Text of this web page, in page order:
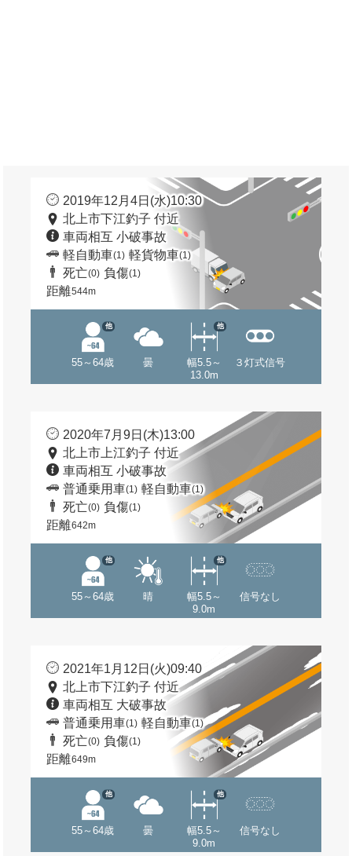
2019年12月4日(水)10:30
北上市下江釣子 付近
車両相互 小破事故
軽自動車(1) 軽貨物車(1)
死亡(0) 負傷(1)
距離544m
55～64歳
他
曇
幅5.5～
13.0m
他
３灯式信号
2020年7月9日(木)13:00
北上市上江釣子 付近
車両相互 小破事故
普通乗用車(1) 軽自動車(1)
死亡(0) 負傷(1)
距離642m
55～64歳
他
晴
幅5.5～
9.0m
他
信号なし
2021年1月12日(火)09:40
北上市下江釣子 付近
車両相互 大破事故
普通乗用車(1) 軽自動車(1)
死亡(0) 負傷(1)
距離649m
55～64歳
他
曇
幅5.5～
9.0m
他
信号なし